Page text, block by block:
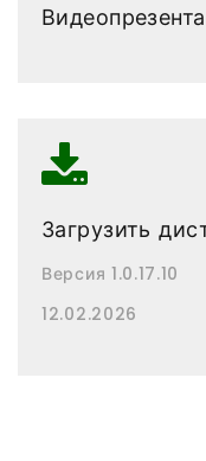
Загрузить
Версия 1.0.17.10
12.02.2026